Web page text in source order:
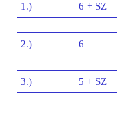
1.) 6 + SZ
2.) 6
3.) 5 + SZ